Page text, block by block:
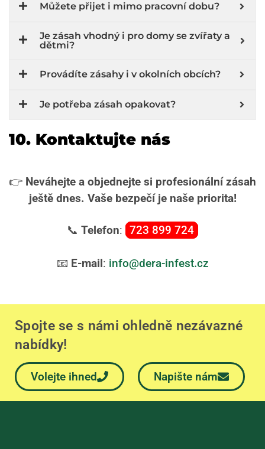
Můžete přijet i mimo pracovní dobu?
Je zásah vhodný i pro domy se zvířaty a
dětmi?
Provádíte zásahy i v okolních obcích?
Je potřeba zásah opakovat?
10. Kontaktujte nás
👉 Neváhejte a objednejte si profesionální zásah
ještě dnes. Vaše bezpečí je naše priorita!
📞 Telefon: 723 899 724
📧 E-mail: info@dera-infest.cz
Spojte se s námi ohledně nezávazné
nabídky!
Volejte ihned Napište nám